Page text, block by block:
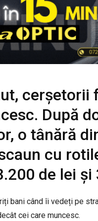
cerșetorii
După
o tânără
cu
de lei și
bani când îi vedeți pe
cei care muncesc.